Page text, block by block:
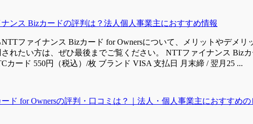
ンス Bizカードの評判は？法人個人事業主におすすめ情報
ファイナンス Bizカード for Ownersについて、メリットやデメ
れたい方は、ぜひ最後までご覧ください。 NTTファイナンス Biz
カード 550円（税込）/枚 ブランド VISA 支払日 月末締 / 翌月25 ...